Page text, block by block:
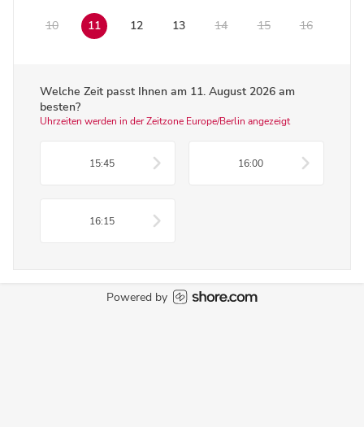
10 11 12 13 14 15 16
Welche Zeit passt Ihnen am 11. August 2026 am
besten?
Uhrzeiten werden in der Zeitzone Europe/Berlin angezeigt
15:45 16:00
16:15
Powered by